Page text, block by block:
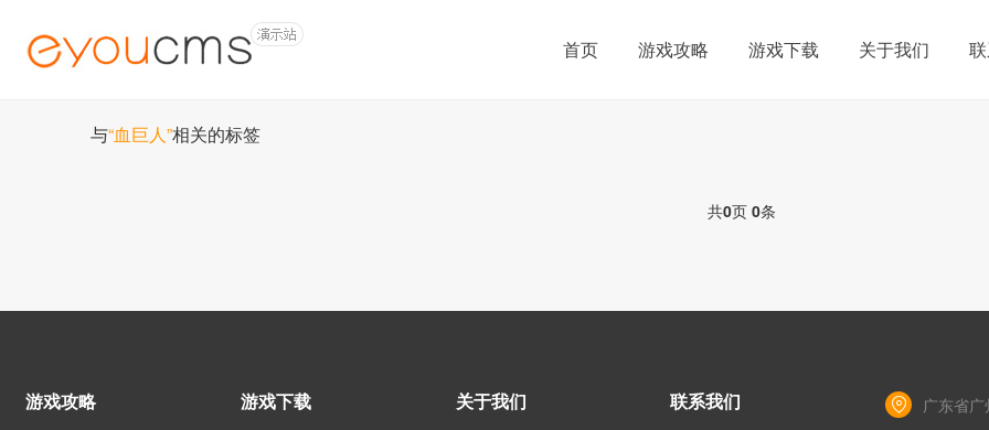
首页 游戏攻略 游戏下载 关于我们
与“血巨人”相关的标签
共0页 0条
游戏攻略 游戏下载 关于我们 联系我们 广东省